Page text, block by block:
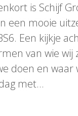
is Schijf
een mooie
Een kijkje
van wie wij
doen en waar
met…